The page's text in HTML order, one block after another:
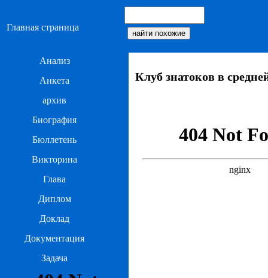
Главная страница
Анализ
Анкета
архив
Биография
Бюллетень
Викторина
Глава
Диплом
Доклад
Документация
Задача
Клуб знатоков в